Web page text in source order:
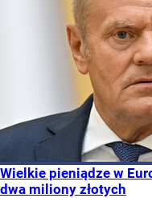
Wielkie pieniądze w
dwa miliony złotych